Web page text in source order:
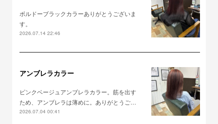
ボルドーブラックカラーありがとうございま
す。
2026.07.14 22:46
アンブレラカラー
ピンクベージュアンブレラカラー。筋を出す
ため、アンブレラは薄めに。ありがとうご…
2026.07.04 00:41